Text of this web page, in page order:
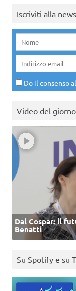
Iscriviti alla
Do il consenso
Video del giorno
Dal Cospar: il
Benatti
Su Spotify e su